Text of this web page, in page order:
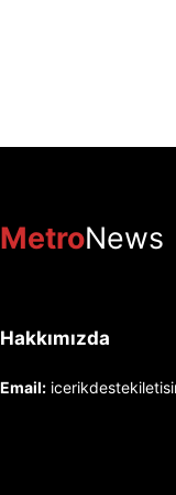
MetroNews
Hakkımızda
Email: